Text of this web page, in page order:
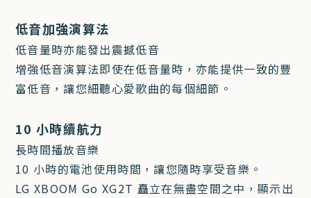
低音加強演算法
低音量時亦能發出震撼低音
增強低音演算法即使在低音量時，亦能提供一致的豐
富低音，讓您細聽心愛歌曲的每個細節。
10 小時續航力
長時間播放音樂
10 小時的電池使用時間，讓您隨時享受音樂。
LG XBOOM Go XG2T 矗立在無盡空間之中，顯示出